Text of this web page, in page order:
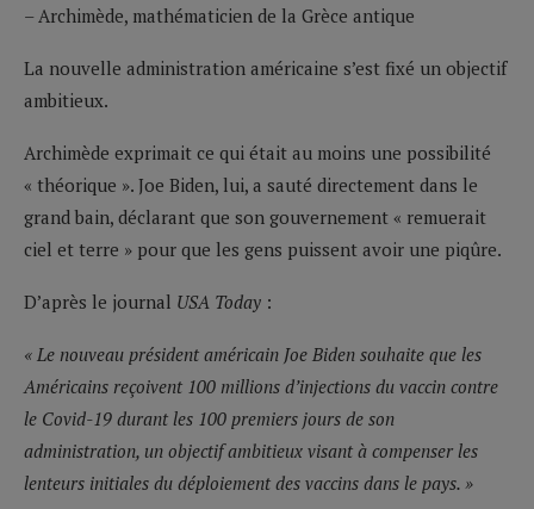
– Archimède, mathématicien de la Grèce antique
La nouvelle administration américaine s’est fixé un objectif
ambitieux.
Archimède exprimait ce qui était au moins une possibilité
« théorique ». Joe Biden, lui, a sauté directement dans le
grand bain, déclarant que son gouvernement « remuerait
ciel et terre » pour que les gens puissent avoir une piqûre.
D’après le journal USA Today :
« Le nouveau président américain Joe Biden souhaite que les
Américains reçoivent 100 millions d’injections du vaccin contre
le Covid-19 durant les 100 premiers jours de son
administration, un objectif ambitieux visant à compenser les
lenteurs initiales du déploiement des vaccins dans le pays. »